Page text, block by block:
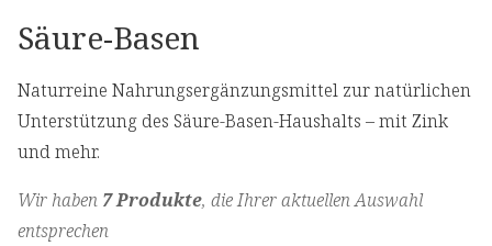
Säure-Basen
Naturreine Nahrungsergänzungsmittel zur natürlichen
Unterstützung des Säure-Basen-Haushalts – mit Zink
und mehr.
Wir haben 7 Produkte, die Ihrer aktuellen Auswahl
entsprechen